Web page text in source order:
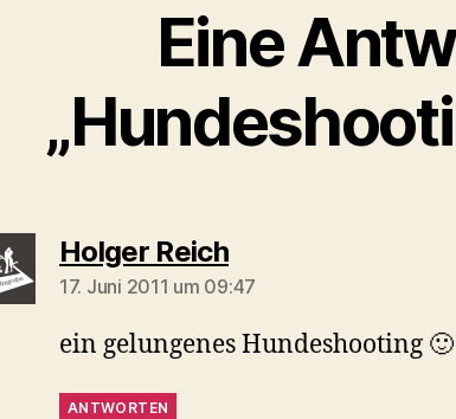
Eine
Holger Reichsagt:
17. Juni 2011 um 09:47
ein gelungenes Hundeshooting
ANTWORTEN